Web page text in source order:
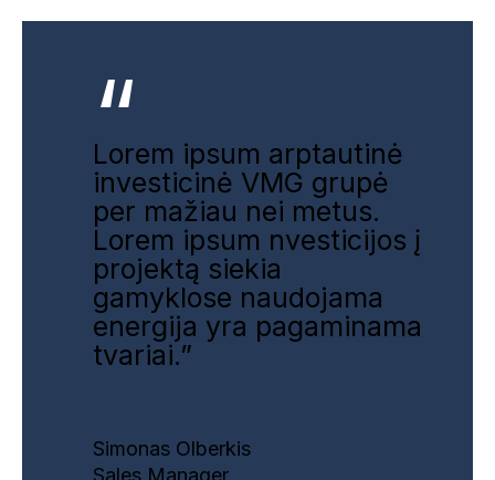
“
Lorem ipsum arptautinė
investicinė VMG grupė
per mažiau nei metus.
Lorem ipsum nvesticijos į
projektą siekia
gamyklose naudojama
energija yra pagaminama
tvariai.”
Simonas Olberkis
Sales Manager